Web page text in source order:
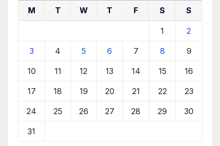
M T W T F S S
1 2
3 4 5 6 7 8 9
10 11 12 13 14 15 16
17 18 19 20 21 22 23
24 25 26 27 28 29 30
31